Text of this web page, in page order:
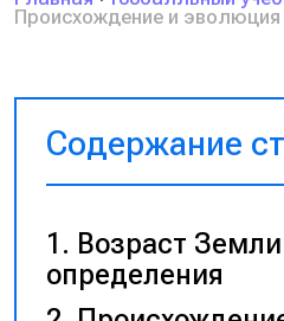
Происхождение и эволюция
Содержание
Возраст
определения